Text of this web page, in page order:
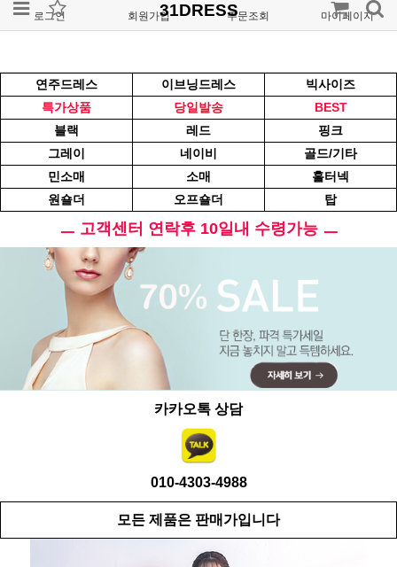
로그인 회원가입 주문조회 마이페이지
31DRESS
연주드레스 이브닝드레스
빅사이즈
특가상품
당일발송
BEST
블랙
레드
핑크
그레이
네이비
골드/기타
민소매
소매
홀터넥
원숄더
오프숄더 탑
ㅡ 고객센터 연락후 10일내 수령가능 ㅡ
카카오톡 상담
010-4303-4988
모든 제품은 판매가입니다